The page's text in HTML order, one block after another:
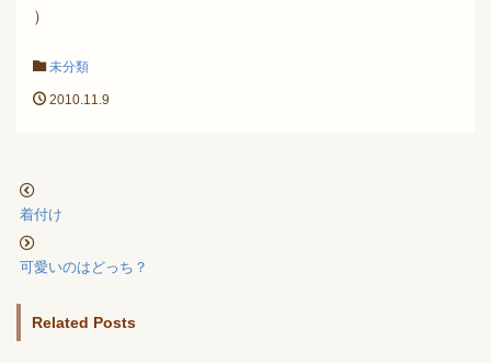
）
未分類
2010.11.9
着付け
可愛いのはどっち？
Related Posts